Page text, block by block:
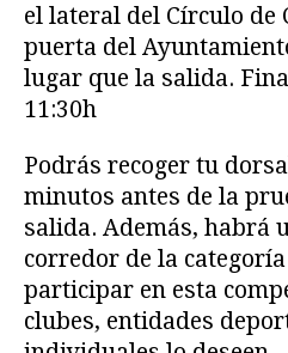
el lateral del Círculo de
puerta del
lugar que la salida.
11:30h
Podrás recoger tu
minutos antes de la
salida. Además, habrá
corredor de la
participar en esta
clubes, entidades